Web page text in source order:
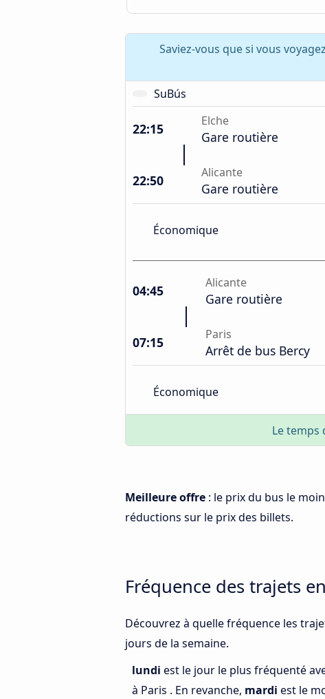
Saviez-vous que si vous
SuBús
22:15 Elche
Gare routière
22:50 Alicante
Gare routière
Économique
04:45 Alicante
Gare routière
07:15 Paris
Arrêt de bus Bercy
Économique
Le temps
Meilleure offre : le prix du bus le
réductions sur le prix des billets.
Fréquence des trajets
Découvrez à quelle fréquence les
jours de la semaine.
lundi est le jour le plus fréquenté
à Paris . En revanche, mardi est le